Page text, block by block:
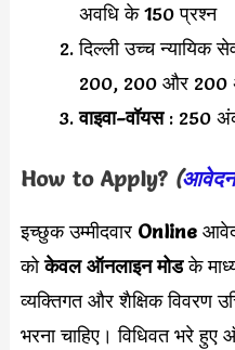
अवधि के 150 प्रश्न
दिल्ली उच्च न्यायिक
200, 200 और 200
वाइवा-वॉयस: 250
How to Apply?(
इच्छुक उम्मीदवार Online
कोकेवल ऑनलाइन मोडके
व्यक्तिगत और शैक्षिक विवरण
भरना चाहिए। विधिवत भरे